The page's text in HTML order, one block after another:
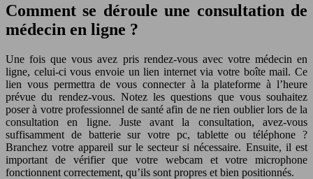
Comment se déroule une consultation de
médecin en ligne ?
Une fois que vous avez pris rendez-vous avec votre médecin en
ligne, celui-ci vous envoie un lien internet via votre boîte mail. Ce
lien vous permettra de vous connecter à la plateforme à l’heure
prévue du rendez-vous. Notez les questions que vous souhaitez
poser à votre professionnel de santé afin de ne rien oublier lors de la
consultation en ligne. Juste avant la consultation, avez-vous
suffisamment de batterie sur votre pc, tablette ou téléphone ?
Branchez votre appareil sur le secteur si nécessaire. Ensuite, il est
important de vérifier que votre webcam et votre microphone
fonctionnent correctement, qu’ils sont propres et bien positionnés.